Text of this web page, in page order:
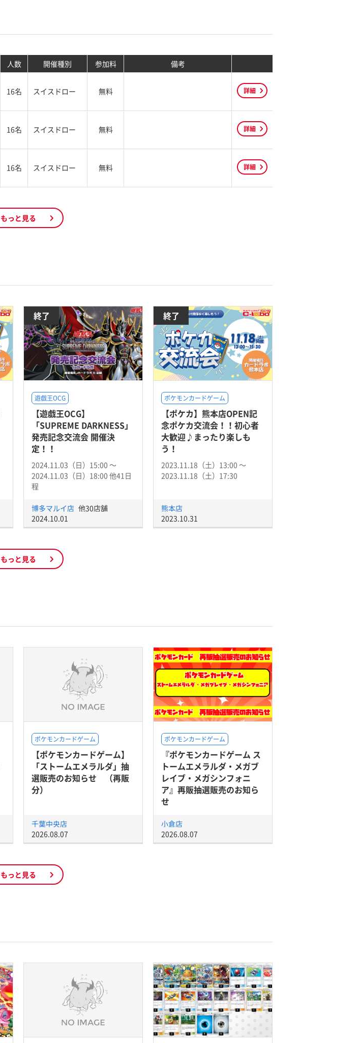
人数 開催種別 参加料 備考
16名 スイスドロー 無料 詳細
16名 スイスドロー 無料 詳細
16名 スイスドロー 無料 詳細
もっと見る
終了
遊戯王OCG
【遊戯王OCG】
「SUPREME DARKNESS」
発売記念交流会 開催決
定！！
2024.11.03（日）15:00 〜
2024.11.03（日）18:00 他41日
程
博多マルイ店 他30店舗
2024.10.01
終了
ポケモンカードゲーム
【ポケカ】熊本店OPEN記
念ポケカ交流会！！初心者
大歓迎♪まったり楽しも
う！
2023.11.18（土）13:00 〜
2023.11.18（土）17:30
熊本店
2023.10.31
もっと見る
ポケモンカードゲーム
【ポケモンカードゲーム】
「ストームエメラルダ」抽
選販売のお知らせ （再販
分）
千葉中央店
2026.08.07
ポケモンカードゲーム
『ポケモンカードゲーム ス
トームエメラルダ・メガブ
レイブ・メガシンフォニ
ア』再販抽選販売のお知ら
せ
小倉店
2026.08.07
もっと見る